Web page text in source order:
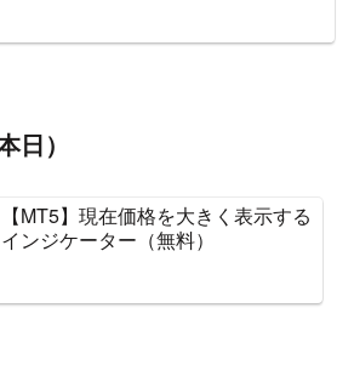
日）
【MT5】現在価格を大きく表示する
インジケーター（無料）